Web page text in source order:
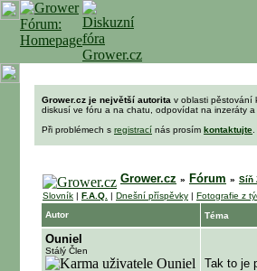
Grower.cz je největší autorita v oblasti pěstování
diskusí ve fóru a na chatu, odpovídat na inzeráty
Při problémech s registrací nás prosím kontaktujte
Grower.cz » Fórum » Síň
Slovník | F.A.Q. | Dnešní příspěvky | Fotografie z
Autor
Téma
Ouniel
Stálý Člen
Tak to je